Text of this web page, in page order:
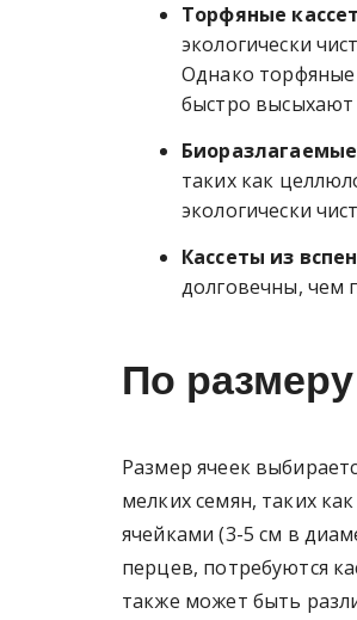
Торфяные
экологически
Однако торфяные
быстро высыхают
таких как
экологически
Кассеты из
долговечны, чем
По
Размер ячеек
мелких семян, таких
ячейками (3-5 см в
перцев, потребуются
также может быть